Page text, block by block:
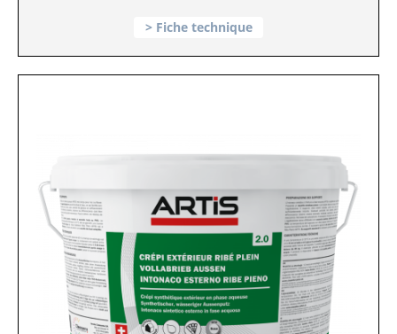
Fiche technique